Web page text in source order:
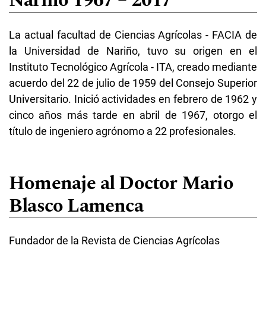
La actual facultad de Ciencias Agrícolas - FACIA de
la Universidad de Nariño, tuvo su origen en el
Instituto Tecnológico Agrícola - ITA, creado mediante
acuerdo del 22 de julio de 1959 del Consejo Superior
Universitario. Inició actividades en febrero de 1962 y
cinco años más tarde en abril de 1967, otorgo el
título de ingeniero agrónomo a 22 profesionales.
Homenaje al Doctor Mario
Blasco Lamenca
Fundador de la Revista de Ciencias Agrícolas